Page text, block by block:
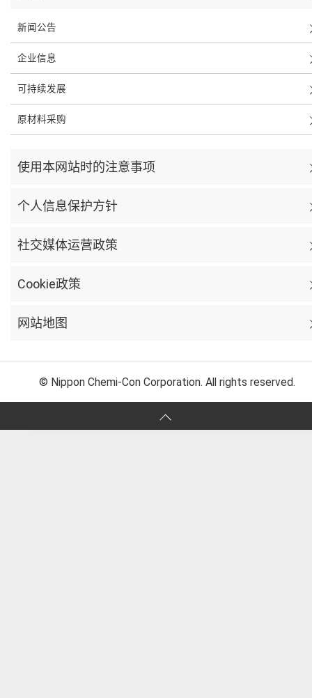
新闻公告
企业信息
可持续发展
原材料采购
使用本网站时的注意事项
个人信息保护方针
社交媒体运营政策
Cookie政策
网站地图
© Nippon Chemi-Con Corporation. All rights reserved.